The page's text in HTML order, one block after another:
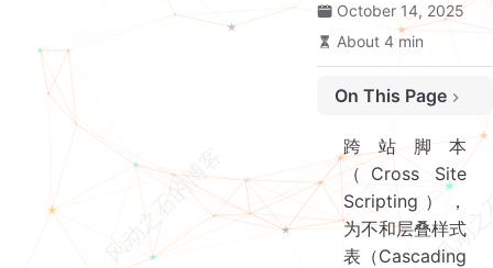
October 14, 2025
About 4 min
On This Page
反射型 XSS
存储型 XSS
DOM XSS
防范措施
跨站脚本
（Cross Site
Scripting），
为不和层叠样式
表（Cascading